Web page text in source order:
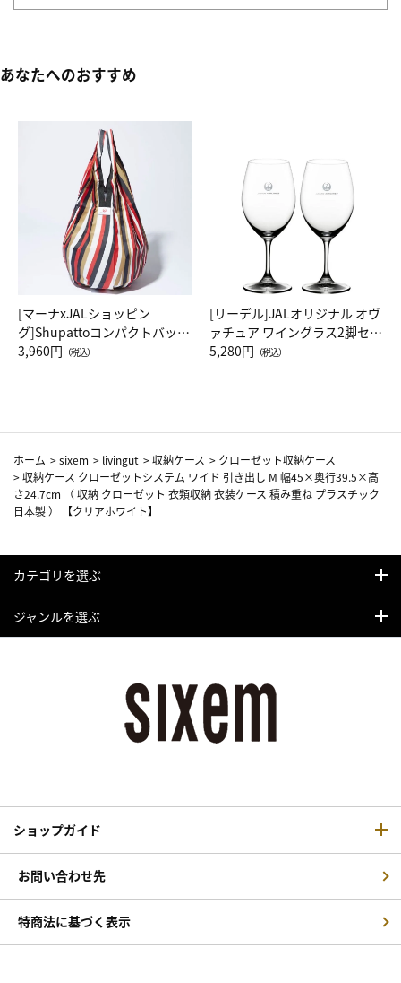
あなたへのおすすめ
[マーナxJALショッピン
グ]Shupattoコンパクトバッグ
Drop JAL客室乗務員（LC）ス
3,960円 （税込）
[リーデル]JALオリジナル オヴ
ァチュア ワイングラス2脚セッ
ト（レッドワイン）
5,280円 （税込）
ホーム >sixem > livingut >収納ケース > クローゼット収納ケース
>収納ケース クローゼットシステム ワイド 引き出し M 幅45×奥行39.5×高
さ24.7cm （ 収納 クローゼット 衣類収納 衣装ケース 積み重ね プラスチック
日本製 ） 【クリアホワイト】
カテゴリを選ぶ
ジャンルを選ぶ
ショップガイド
お問い合わせ先
特商法に基づく表示